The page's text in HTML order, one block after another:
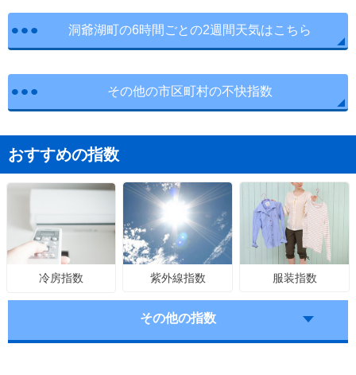
洞爺湖町の6時間ごとの2週間天気はこちら
その他の市区町村の不快指数
おすすめの指数
冷房指数 紫外線指数 服装指数
その他の指数